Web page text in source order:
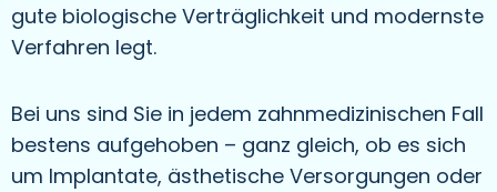
gute biologische Verträglichkeit und modernste
Verfahren legt.
Bei uns sind Sie in jedem zahnmedizinischen Fall
bestens aufgehoben – ganz gleich, ob es sich
um Implantate, ästhetische Versorgungen oder